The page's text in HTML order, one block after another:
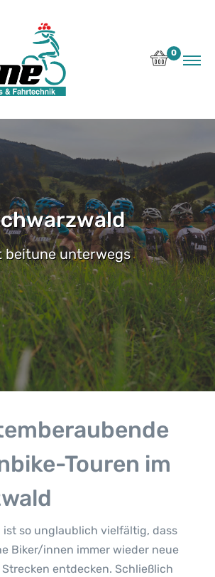
0
beitune unterwegs
Touren im
ist so unglaublich vielfältig, dass
Biker/innen immer wieder neue
Strecken entdecken. Schließlich